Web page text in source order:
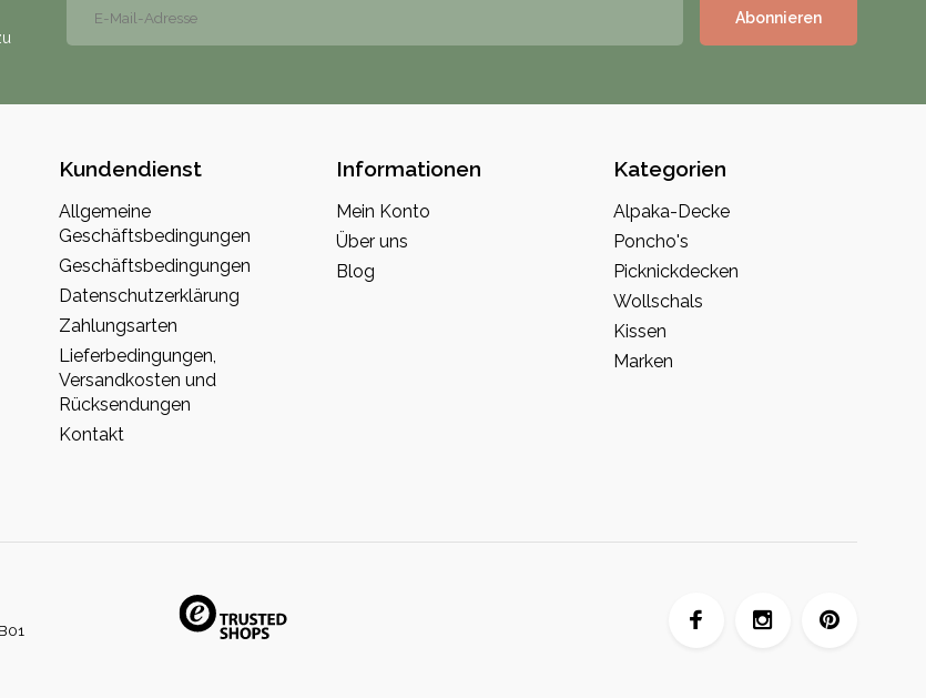
Abonnieren
Kundendienst
Allgemeine
Geschäftsbedingungen
Geschäftsbedingungen
Datenschutzerklärung
Zahlungsarten
Lieferbedingungen,
Versandkosten und
Rücksendungen
Kontakt
Informationen
Mein Konto
Über uns
Blog
Kategorien
Alpaka-Decke
Poncho's
Picknickdecken
Wollschals
Kissen
Marken